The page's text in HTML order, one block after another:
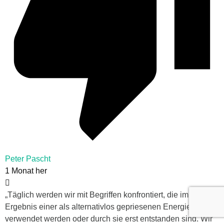
Peter Pascht
1 Monat her
„Täglich werden wir mit Begriffen konfrontiert, die im
Ergebnis einer als alternativlos gepriesenen Energiewende
verwendet werden oder durch sie erst entstanden sind. Wir